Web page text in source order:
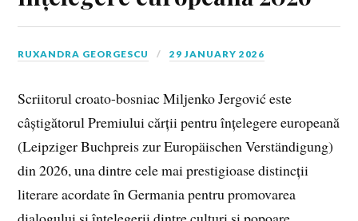
RUXANDRA GEORGESCU 29 JANUARY 2026
Scriitorul croato-bosniac Miljenko Jergović este
câștigătorul Premiului cărții pentru înțelegere europeană
(Leipziger Buchpreis zur Europäischen Verständigung)
din 2026, una dintre cele mai prestigioase distincții
literare acordate în Germania pentru promovarea